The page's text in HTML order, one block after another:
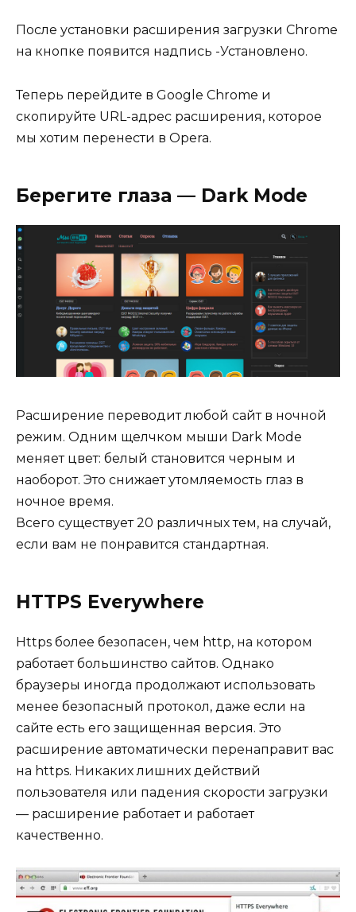
После установки расширения загрузки Chrome
на кнопке появится надпись -Установлено.
Теперь перейдите в Google Chrome и
скопируйте URL-адрес расширения, которое
мы хотим перенести в Opera.
Берегите глаза — Dark Mode
Расширение переводит любой сайт в ночной
режим. Одним щелчком мыши Dark Mode
меняет цвет: белый становится черным и
наоборот. Это снижает утомляемость глаз в
ночное время.
Всего существует 20 различных тем, на случай,
если вам не понравится стандартная.
HTTPS Everywhere
Https более безопасен, чем http, на котором
работает большинство сайтов. Однако
браузеры иногда продолжают использовать
менее безопасный протокол, даже если на
сайте есть его защищенная версия. Это
расширение автоматически перенаправит вас
на https. Никаких лишних действий
пользователя или падения скорости загрузки
— расширение работает и работает
качественно.